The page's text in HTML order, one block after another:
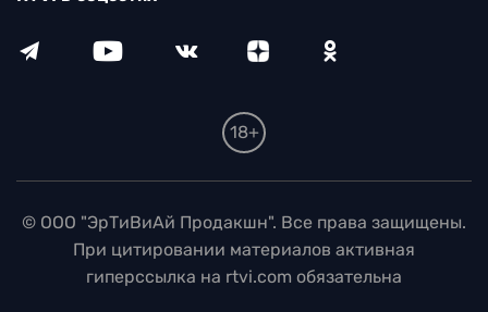
18+
© ООО "ЭрТиВиАй Продакшн". Все права защищены.
При цитировании материалов активная
гиперссылка на rtvi.com обязательна